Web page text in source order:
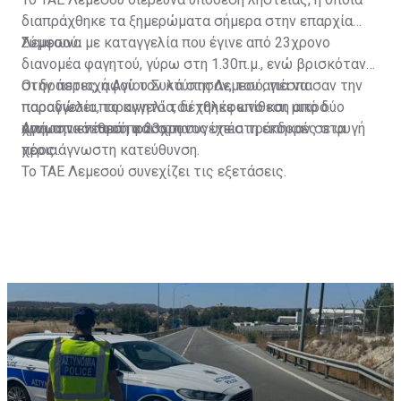
διαπράχθηκε τα ξημερώματα σήμερα στην επαρχία
Λεμεσού.
Σύμφωνα με καταγγελία που έγινε από 23χρονο
διανομέα φαγητού, γύρω στη 1.30π.μ., ενώ βρισκόταν
στην περιοχή Αγίου Συλά στη Λεμεσό, για να
παραδώσει παραγγελία, δέχθηκε επίθεση από δύο
άγνωστα νεαρά πρόσωπα.
Οι δράστες, αφού τον κτύπησαν, του απέσπασαν την
παραγγελία, το κινητό του τηλέφωνο και μικρό
χρηματικό ποσό, και στη συνέχεια τράπηκαν σε φυγή
προς άγνωστη κατεύθυνση.
Από την επίθεση ο 23χρονος υπέστη εκδορές στα
χέρια.
Το ΤΑΕ Λεμεσού συνεχίζει τις εξετάσεις.